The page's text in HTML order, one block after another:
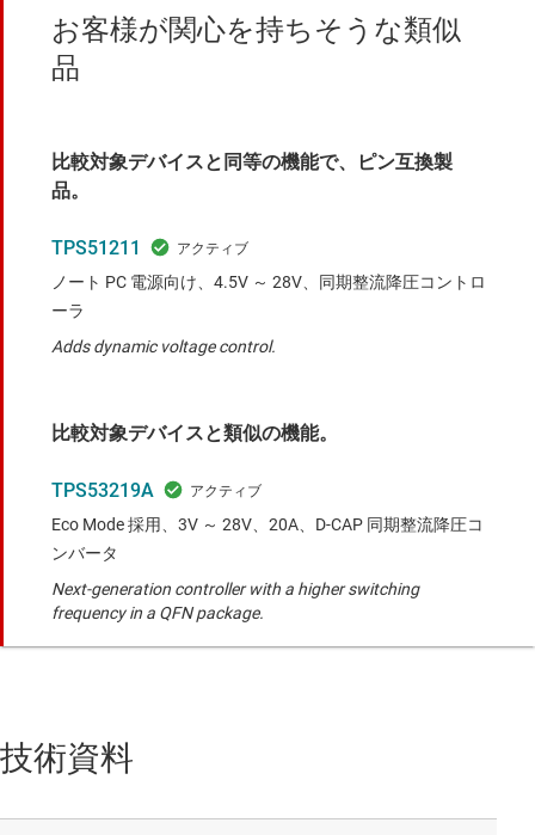
お客様が関心を持ちそうな類似
品
比較対象デバイスと同等の機能で、ピン互換製
品。
TPS51211
ノート PC 電源向け、4.5V ～ 28V、同期整流降圧コントロ
ーラ
Adds dynamic voltage control.
比較対象デバイスと類似の機能。
TPS53219A
Eco Mode 採用、3V ～ 28V、20A、D-CAP 同期整流降圧コ
ンバータ
Next-generation controller with a higher switching
frequency in a QFN package.
技術資料